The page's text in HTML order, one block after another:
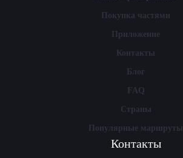
Покупка частями
Приложение
Контакты
Блог
FAQ
Страны
Популярные маршруты
Контакты